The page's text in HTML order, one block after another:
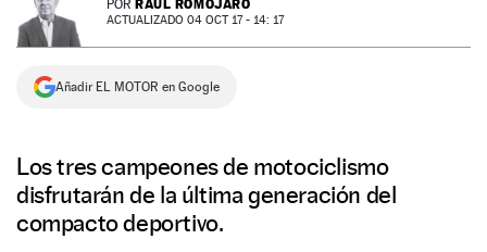
NEWSLETTER
SÍGUENOS
POR RAÚL ROMOJARO
ACTUALIZADO 04 OCT 17 - 14: 17
Añadir EL MOTOR en Google
Los tres campeones de motociclismo
disfrutarán de la última generación del
compacto deportivo.